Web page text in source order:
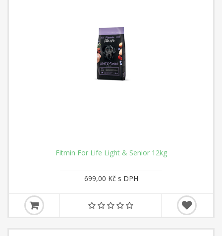
Fitmin For Life Light & Senior 12kg
699,00 Kč s DPH